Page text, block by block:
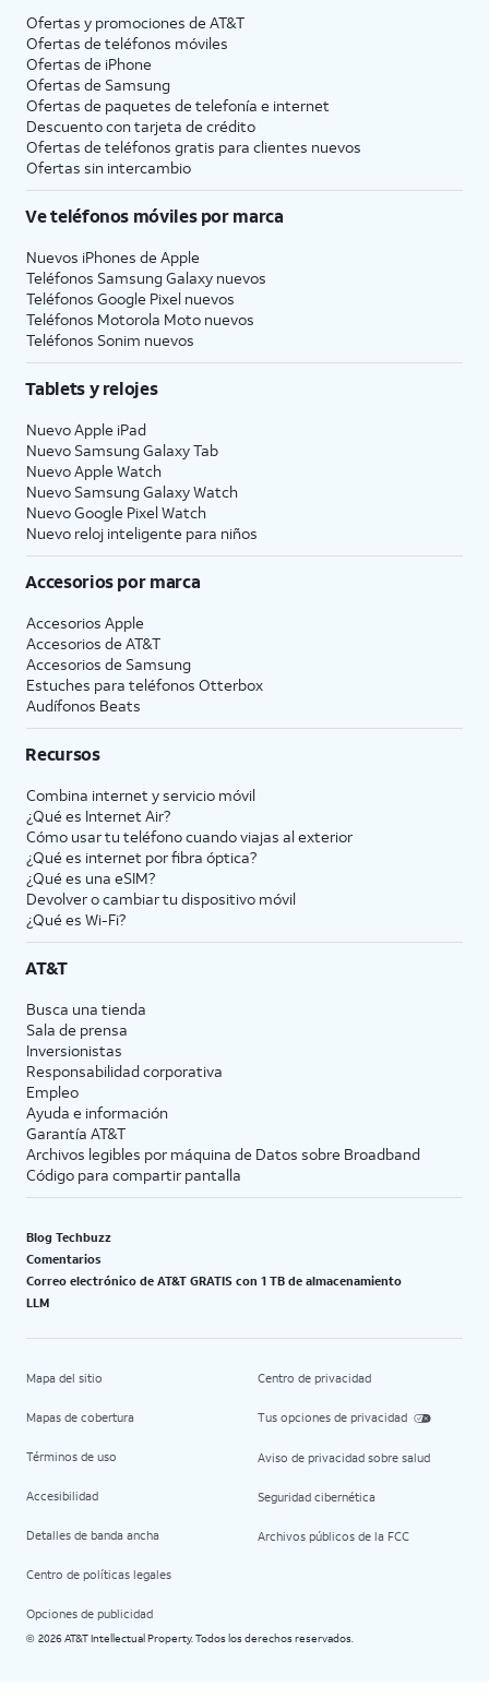
Ofertas y promociones de AT&T
Ofertas de teléfonos móviles
Ofertas de iPhone
Ofertas de Samsung
Ofertas de paquetes de telefonía e internet
Descuento con tarjeta de crédito
Ofertas de teléfonos gratis para clientes nuevos
Ofertas sin intercambio
Ve teléfonos móviles por marca
Nuevos iPhones de Apple
Teléfonos Samsung Galaxy nuevos
Teléfonos Google Pixel nuevos
Teléfonos Motorola Moto nuevos
Teléfonos Sonim nuevos
Tablets y relojes
Nuevo Apple iPad
Nuevo Samsung Galaxy Tab
Nuevo Apple Watch
Nuevo Samsung Galaxy Watch
Nuevo Google Pixel Watch
Nuevo reloj inteligente para niños
Accesorios por marca
Accesorios Apple
Accesorios de AT&T
Accesorios de Samsung
Estuches para teléfonos Otterbox
Audífonos Beats
Recursos
Combina internet y servicio móvil
¿Qué es Internet Air?
Cómo usar tu teléfono cuando viajas al exterior
¿Qué es internet por fibra óptica?
¿Qué es una eSIM?
Devolver o cambiar tu dispositivo móvil
¿Qué es Wi-Fi?
AT&T
Busca una tienda
Sala de prensa
Inversionistas
Responsabilidad corporativa
Empleo
Ayuda e información
Garantía AT&T
Archivos legibles por máquina de Datos sobre Broadband
Código para compartir pantalla
Blog Techbuzz
Comentarios
Correo electrónico de AT&T GRATIS con 1 TB de almacenamiento
LLM
Mapa del sitio
Mapas de cobertura
Términos de uso
Accesibilidad
Detalles de banda ancha
Centro de políticas legales
Opciones de publicidad
Centro de privacidad
Tus opciones de privacidad
Aviso de privacidad sobre salud
Seguridad cibernética
Archivos públicos de la FCC
© 2026 AT&T Intellectual Property. Todos los derechos reservados.